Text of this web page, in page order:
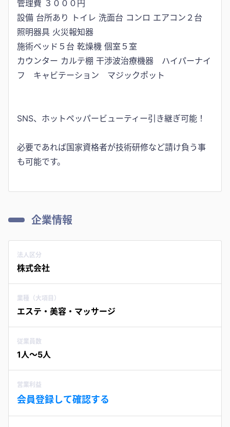
管理費 ３０００円
設備 台所あり トイレ 洗面台 コンロ エアコン２台
照明器具 火災報知器
施術ベッド５台 乾燥機 個室５室
カウンター カルテ棚 干渉波治療機器 ハイパーナイ
フ キャビテーション マジックポット
SNS、ホットペッパービューティー引き継ぎ可能！
必要であれば国家資格者が技術研修など請け負う事
も可能です。
企業情報
法人区分
株式会社
業種（大項目）
エステ・美容・マッサージ
従業員数
1人〜5人
営業利益
会員登録して確認する